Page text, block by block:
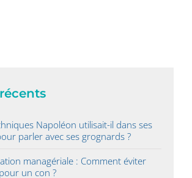
Napoléon utilisait-il dans ses
parler avec ses grognards ?
managériale : Comment éviter
un con ?